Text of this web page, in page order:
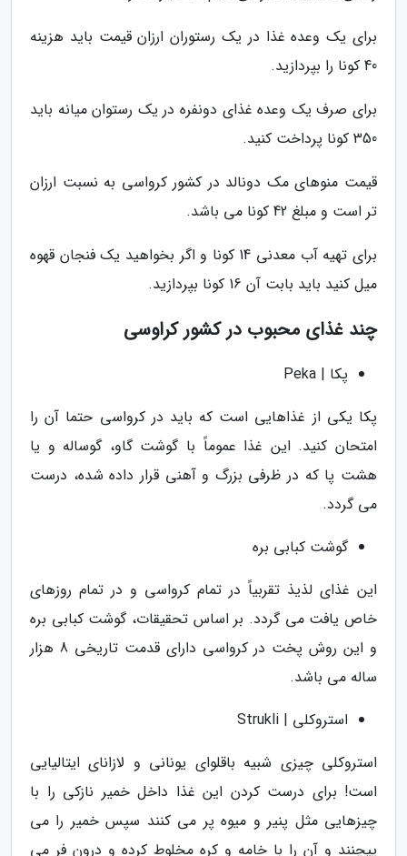
برای یک وعده غذا در یک رستوران ارزان قیمت باید هزینه
40 کونا را بپردازید.
برای صرف یک وعده غذای دونفره در یک رستوان میانه باید
350 کونا پرداخت کنید.
قیمت منوهای مک دونالد در کشور کرواسی به نسبت ارزان
تر است و مبلغ 42 کونا می باشد.
برای تهیه آب معدنی 14 کونا و اگر بخواهید یک فنجان قهوه
میل کنید باید بابت آن 16 کونا بپردازید.
چند غذای محبوب در کشور کراوسی
پکا | Peka
پکا یکی از غذاهایی است که باید در کرواسی حتما آن را
امتحان کنید. این غذا عموماً با گوشت گاو، گوساله و یا
هشت پا که در ظرفی بزرگ و آهنی قرار داده شده، درست
می گردد.
گوشت کبابی بره
این غذای لذیذ تقربیاً در تمام کرواسی و در تمام روزهای
خاص یافت می گردد. بر اساس تحقیقات، گوشت کبابی بره
و این روش پخت در کرواسی دارای قدمت تاریخی 8 هزار
ساله می باشد.
استروکلی | Strukli
استروکلی چیزی شبیه باقلوای یونانی و لازانای ایتالیایی
است! برای درست کردن این غذا داخل خمیر نازکی را با
چیزهایی مثل پنیر و میوه پر می کنند سپس خمیر را می
پیچنند و آن را با خامه و کره مخلوط کرده و درون فر می